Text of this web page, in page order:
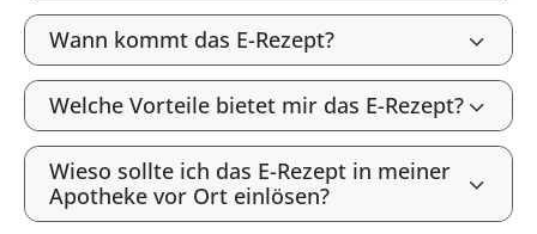
Wann kommt das E-Rezept?
Welche Vorteile bietet mir das E-Rezept?
Wieso sollte ich das E-Rezept in meiner
Apotheke vor Ort einlösen?